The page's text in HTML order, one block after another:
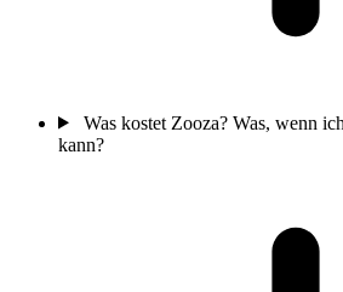
Was kostet Zooza? Was, wenn
kann?